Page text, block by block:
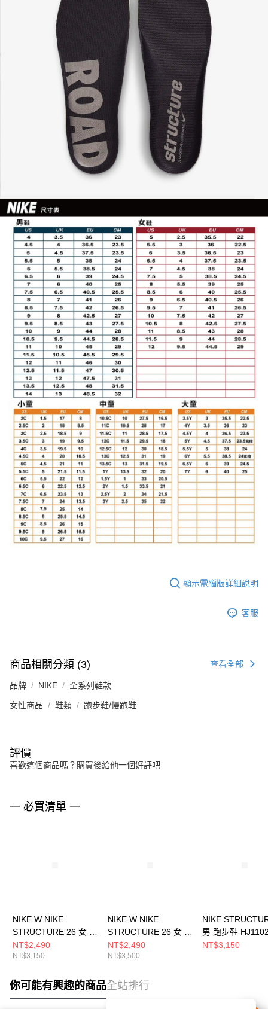
顯示電腦版詳細說明
客服
商品相關分類 (3) 查看全部
品牌 NIKE 全系列鞋款
女性商品 鞋類 跑步鞋/慢跑鞋
評價
喜歡這個商品嗎？購買後給他一個好評吧
一 必買清單 一
NIKE W NIKE
STRUCTURE 26 女 跑
步鞋 HJ1101102
NT$2,490
NT$3,150
NIKE W NIKE
STRUCTURE 26 女 跑
步鞋 HJ1101601
NT$2,490
NT$3,500
NIKE
男 跑步鞋
NT$3,150
你可能有興趣的商品全站排行